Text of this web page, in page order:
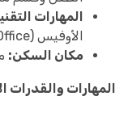
المهارات
الأوفيس (Office).
مكان السكن:
المهارات والقدرات